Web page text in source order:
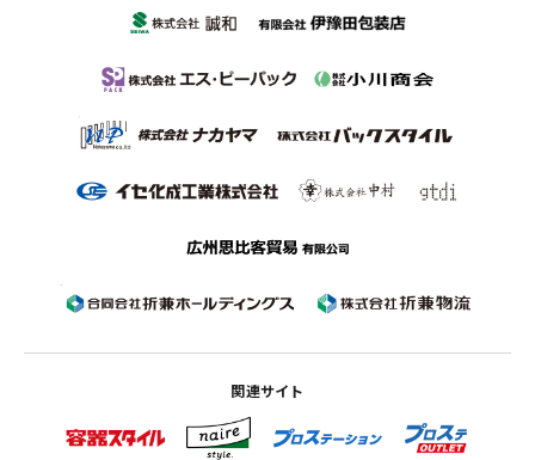
関連サイト